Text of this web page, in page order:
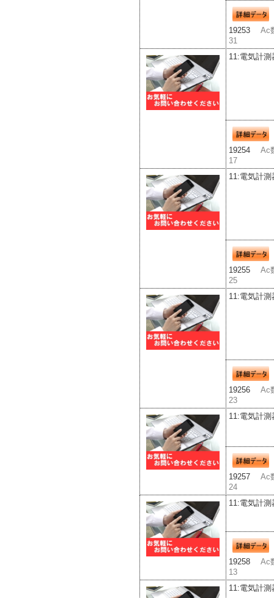
19253 Ac
31
11:電気計測
19254 Ac
17
11:電気計測
19255 Ac
25
11:電気計測
19256 Ac
23
11:電気計測
19257 Ac
24
11:電気計測
19258 Ac
13
11:電気計測